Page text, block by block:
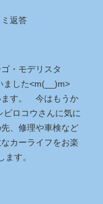
返答
・モデリスタ
ました<m(__)m>
ます。 今はもうか
ビロコウさんに気に
、修理や車検など
カーライフをお楽
す。